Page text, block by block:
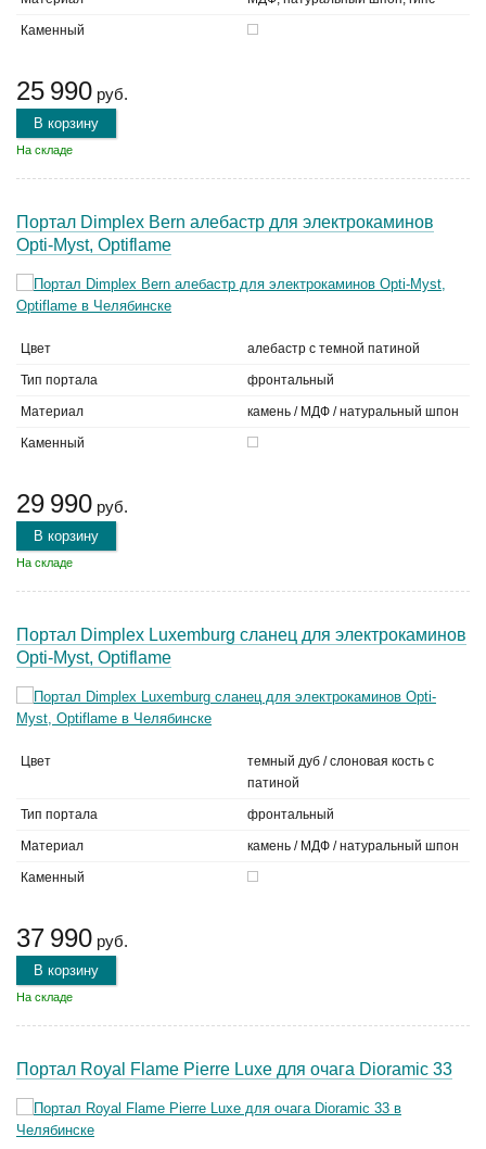
Каменный
25 990 руб.
В корзину
На складе
Портал Dimplex Bern алебастр для электрокаминов
Opti-Myst, Optiflame
Цвет алебастр с темной патиной
Тип портала фронтальный
Материал камень / МДФ / натуральный шпон
Каменный
29 990 руб.
В корзину
На складе
Портал Dimplex Luxemburg сланец для электрокаминов
Opti-Myst, Optiflame
Цвет
темный дуб / слоновая кость с
патиной
Тип портала фронтальный
Материал камень / МДФ / натуральный шпон
Каменный
37 990 руб.
В корзину
На складе
Портал Royal Flame Pierre Luxe для очага Dioramic 33